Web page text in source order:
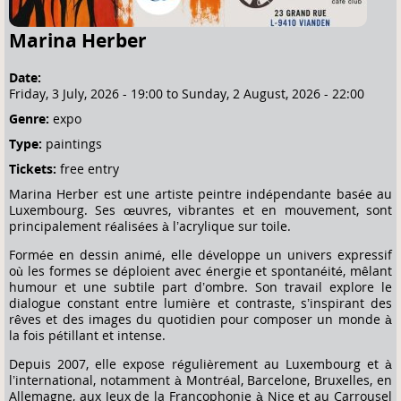
Marina Herber
Date:
Friday, 3 July, 2026 - 19:00 to Sunday, 2 August, 2026 - 22:00
Genre: expo
Type: paintings
Tickets: free entry
Marina Herber est une artiste peintre indépendante basée au
Luxembourg. Ses œuvres, vibrantes et en mouvement, sont
principalement réalisées à l’acrylique sur toile.
Formée en dessin animé, elle développe un univers expressif
où les formes se déploient avec énergie et spontanéité, mêlant
humour et une subtile part d’ombre. Son travail explore le
dialogue constant entre lumière et contraste, s’inspirant des
rêves et des images du quotidien pour composer un monde à
la fois pétillant et intense.
Depuis 2007, elle expose régulièrement au Luxembourg et à
l’international, notamment à Montréal, Barcelone, Bruxelles, en
Allemagne, aux Jeux de la Francophonie à Nice et au Carrousel